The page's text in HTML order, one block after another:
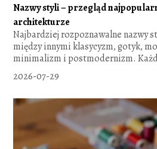
Nazwy styli – przegląd
architekturze
Najbardziej rozpoznawalne nazwy
między innymi klasycyzm, gotyk,
minimalizm i postmodernizm.
2026-07-29